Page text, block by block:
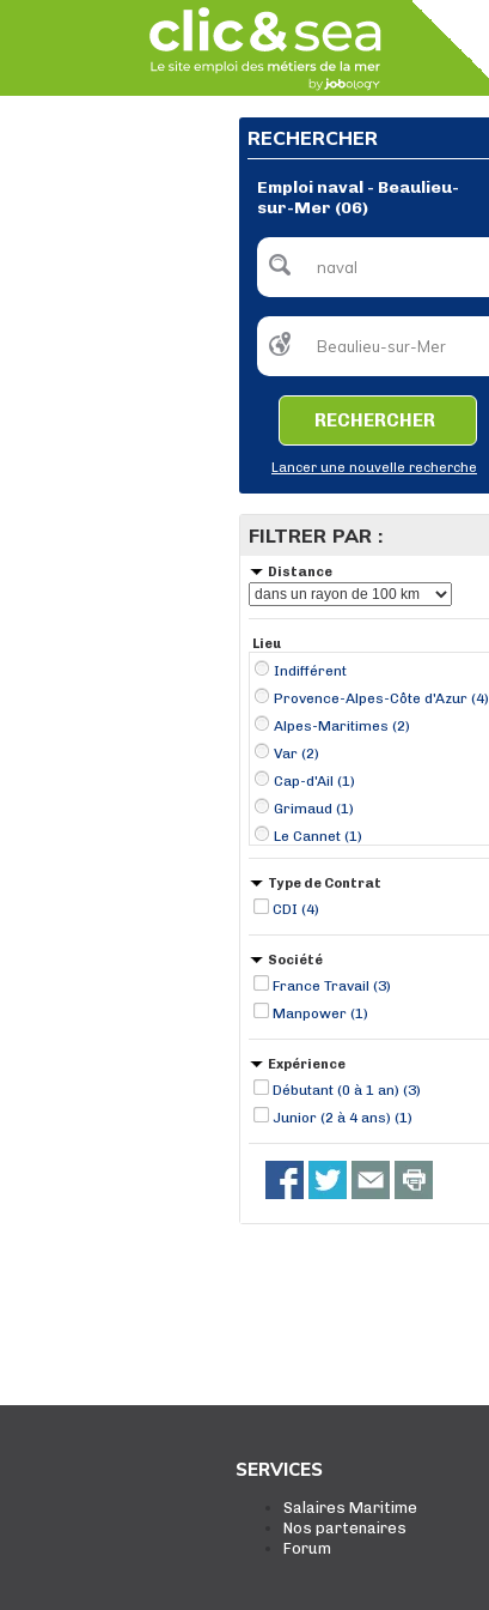
RECHERCHER
Emploi naval - Beaulieu-
sur-Mer (06)
RECHERCHER
Lancer une nouvelle recherche
FILTRER PAR :
Distance
Lieu
Indifférent
Provence-Alpes-Côte d'Azur (4)
Alpes-Maritimes (2)
Var (2)
Cap-d'Ail (1)
Grimaud (1)
Le Cannet (1)
Saint-Tropez (1)
Type de Contrat
CDI (4)
Société
France Travail (3)
Manpower (1)
Expérience
Débutant (0 à 1 an) (3)
Junior (2 à 4 ans) (1)
SERVICES
Salaires Maritime
Nos partenaires
Forum